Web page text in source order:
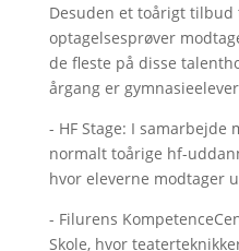
Desuden et toårigt
optagelsesprøver
de fleste på disse
årgang er
- HF Stage: I samarbejde
normalt toårige hf-
hvor eleverne modtager
- Filurens
Skole, hvor